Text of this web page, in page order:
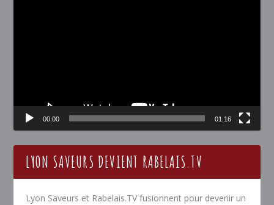
00:00 01:16
LYON SAVEURS DEVIENT RABELAIS.TV
Lyon Saveurs et Rabelais.TV fusionnent pour devenir un